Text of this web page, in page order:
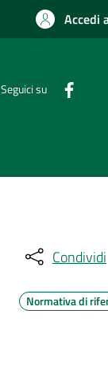
Accedi
Seguici su
Condividi
Normativa di